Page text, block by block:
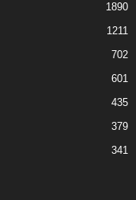
1890
1211
702
601
435
379
341